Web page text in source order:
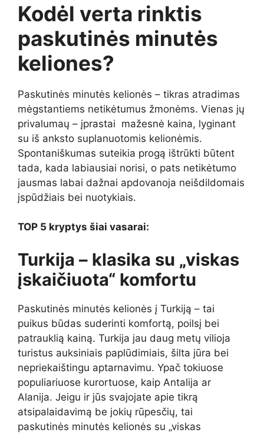
Kodėl verta rinktis
paskutinės minutės
keliones?
Paskutinės minutės kelionės – tikras atradimas
mėgstantiems netikėtumus žmonėms. Vienas jų
privalumaų – įprastai mažesnė kaina, lyginant
su iš anksto suplanuotomis kelionėmis.
Spontaniškumas suteikia progą ištrūkti būtent
tada, kada labiausiai norisi, o pats netikėtumo
jausmas labai dažnai apdovanoja neišdildomais
įspūdžiais bei nuotykiais.
TOP 5 kryptys šiai vasarai:
Turkija – klasika su „viskas
įskaičiuota“ komfortu
Paskutinės minutės kelionės į Turkiją – tai
puikus būdas suderinti komfortą, poilsį bei
patrauklią kainą. Turkija jau daug metų vilioja
turistus auksiniais paplūdimiais, šilta jūra bei
nepriekaištingu aptarnavimu. Ypač tokiuose
populiariuose kurortuose, kaip Antalija ar
Alanija. Jeigu ir jūs svajojate apie tikrą
atsipalaidavimą be jokių rūpesčių, tai
paskutinės minutės kelionės su „viskas